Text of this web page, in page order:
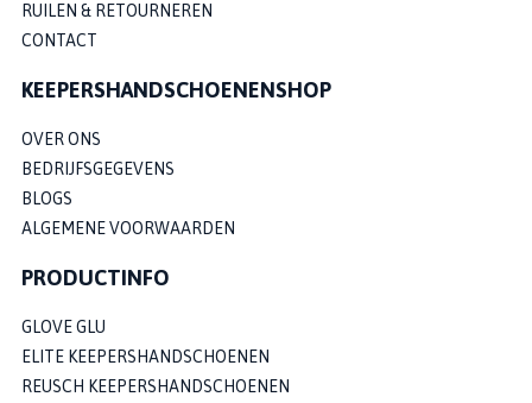
RUILEN & RETOURNEREN
CONTACT
KEEPERSHANDSCHOENENSHOP
OVER ONS
BEDRIJFSGEGEVENS
BLOGS
ALGEMENE VOORWAARDEN
PRODUCTINFO
GLOVE GLU
ELITE KEEPERSHANDSCHOENEN
REUSCH KEEPERSHANDSCHOENEN